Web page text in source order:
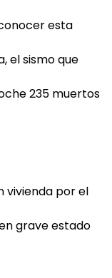
esta
el sismo que
235 muertos
vivienda por el
grave estado